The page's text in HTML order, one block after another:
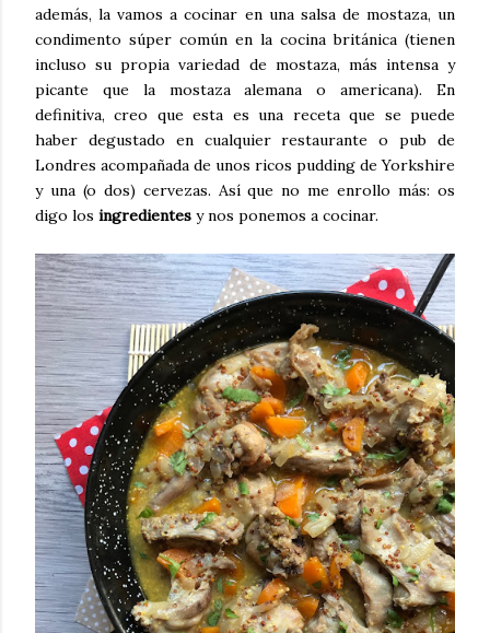
además, la vamos a cocinar en una salsa de mostaza, un
condimento súper común en la cocina británica (tienen
incluso su propia variedad de mostaza, más intensa y
picante que la mostaza alemana o americana). En
definitiva, creo que esta es una receta que se puede
haber degustado en cualquier restaurante o pub de
Londres acompañada de unos ricos pudding de Yorkshire
y una (o dos) cervezas. Así que no me enrollo más: os
digo los ingredientes y nos ponemos a cocinar.